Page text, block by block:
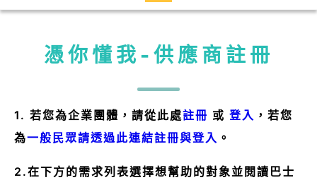
憑你懂我
登入
憑你懂我-供應商註冊
1. 若您為企業團體，請從此處註冊 或 登入 ，若您
為一般民眾請透過此連結註冊與登入 。
2.在下方的需求列表選擇想幫助的對象並閱讀巴士